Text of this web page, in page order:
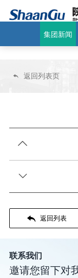
集团新闻
 返回列表页


 返回列表
联系我们
邀请您留下对